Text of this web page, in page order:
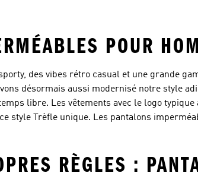
POUR
des vibes rétro casual et une grande
désormais aussi modernisé notre style
libre. Les vêtements avec le logo
style Trèfle unique. Les pantalons
RÈGLES :